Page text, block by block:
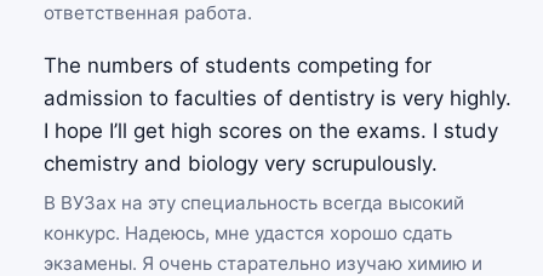
ответственная работа.
The numbers of students competing for
admission to faculties of dentistry is very highly.
I hope I’ll get high scores on the exams. I study
chemistry and biology very scrupulously.
В ВУЗах на эту специальность всегда высокий
конкурс. Надеюсь, мне удастся хорошо сдать
экзамены. Я очень старательно изучаю химию и